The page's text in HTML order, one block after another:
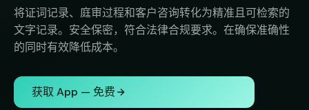
将证词记录、庭审过程和客户咨询转化为精准且可检索的
文字记录。安全保密，符合法律合规要求。在确保准确性
的同时有效降低成本。
获取 App — 免费